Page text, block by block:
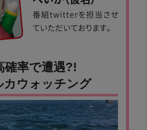
確率で遭遇?!
カウォッチング